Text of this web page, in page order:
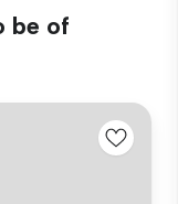
be of